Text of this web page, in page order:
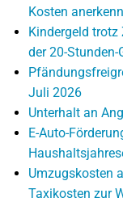
Kosten
Kindergeld
der 20-Stunden-
Juli 2026
Unterhalt an
E-Auto-
Umzugskosten
Taxikosten zur